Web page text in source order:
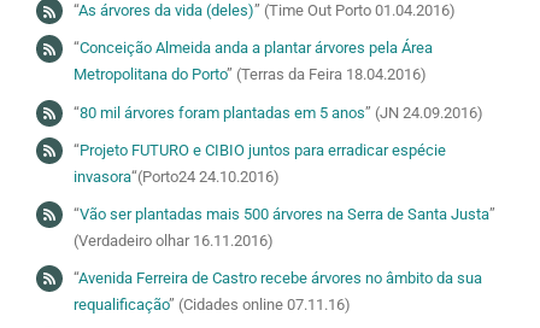
“As árvores da vida (deles)” (Time Out Porto 01.04.2016)
“Conceição Almeida anda a plantar árvores pela Área
Metropolitana do Porto” (Terras da Feira 18.04.2016)
“80 mil árvores foram plantadas em 5 anos” (JN 24.09.2016)
“Projeto FUTURO e CIBIO juntos para erradicar espécie
invasora“(Porto24 24.10.2016)
“Vão ser plantadas mais 500 árvores na Serra de Santa Justa”
(Verdadeiro olhar 16.11.2016)
“Avenida Ferreira de Castro recebe árvores no âmbito da sua
requalificação” (Cidades online 07.11.16)